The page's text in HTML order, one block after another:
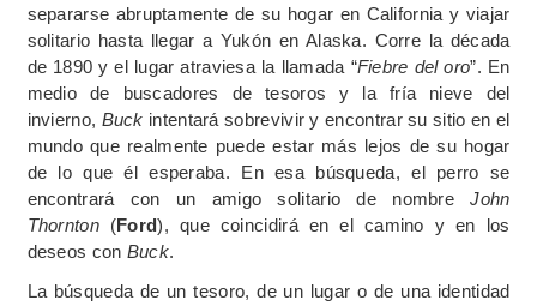
separarse abruptamente de su hogar en California y viajar
solitario hasta llegar a Yukón en Alaska. Corre la década
de 1890 y el lugar atraviesa la llamada “Fiebre del oro”. En
medio de buscadores de tesoros y la fría nieve del
invierno, Buck intentará sobrevivir y encontrar su sitio en el
mundo que realmente puede estar más lejos de su hogar
de lo que él esperaba. En esa búsqueda, el perro se
encontrará con un amigo solitario de nombreJohn
Thornton(Ford), que coincidirá en el camino y en los
deseos con Buck.
La búsqueda de un tesoro, de un lugar o de una identidad